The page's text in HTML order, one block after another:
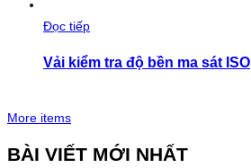
Đọc tiếp
Vải kiểm tra độ bền ma sát ISO
More items
BÀI VIẾT MỚI NHẤT